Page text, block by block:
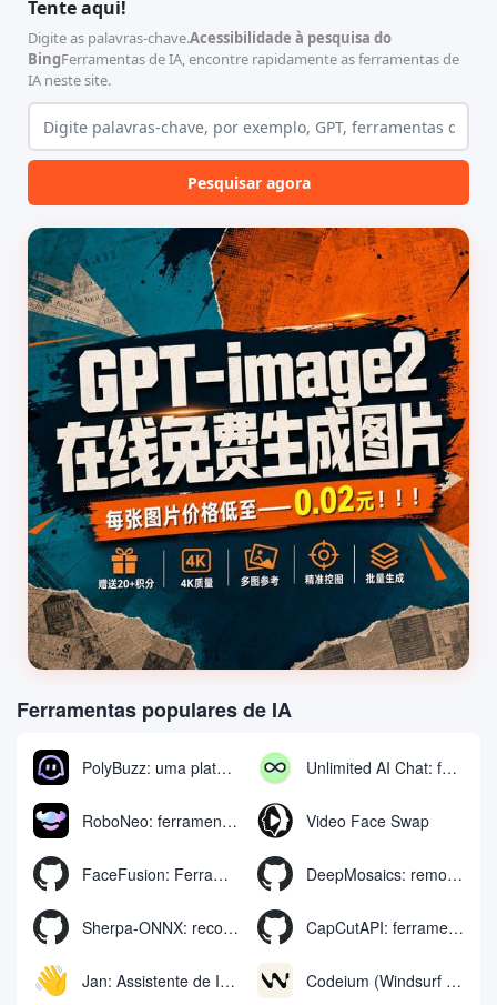
的论文撰写与发表流程设计。
该工具集以智能体插...
无需安装...
Tente aqui!
Digite as palavras-chave.Acessibilidade à pesquisa do
BingFerramentas de IA, encontre rapidamente as ferramentas de
IA neste site.
Pesquisar agora
Ferramentas populares de IA
PolyBuzz: uma plataforma gratuita de bate-papo e interpretação de papéis para interagir com personagens de IA Unlimited AI Chat: ferramenta gratuita e ilimitada de bate-papo com IA
RoboNeo: ferramenta de IA para gerar e editar vídeos e imagens via chat Video Face Swap
FaceFusion: Ferramenta de aprimoramento de troca de rosto em vídeo | Movimentos de boca em vídeo com sincronização de voz DeepMosaics: remoção automática de mosaicos ou adição de mosaicos a imagens e vídeos
Sherpa-ONNX: reconhecimento e síntese de fala off-line com o ONNXRuntime CapCutAPI: ferramenta de código aberto para controle automatizado de clipes de vídeo CapCut
Jan: Assistente de IA off-line de código aberto, substituto do ChatGPT, executa modelos de IA locais ou se conecta à IA na nuvem Codeium (Windsurf Editor): ferramenta gratuita de bate-papo e preenchimento de código de IA, o Windsurf escreve o código completo do projeto de forma conversacional